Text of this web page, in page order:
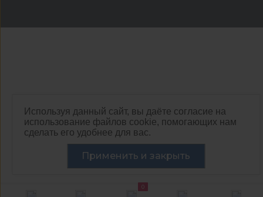
0
Используя данный сайт, вы даёте согласие на
использование файлов cookie, помогающих нам
сделать его удобнее для вас.
Применить и закрыть